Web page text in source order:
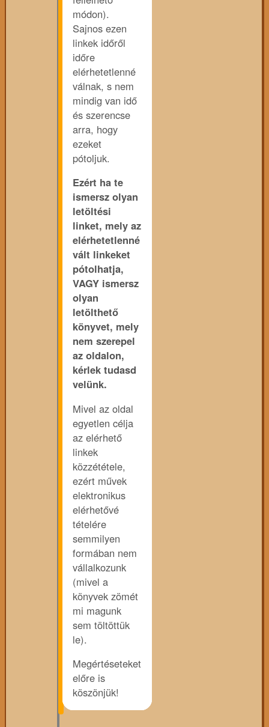
módon).
Sajnos ezen
linkek időről
időre
elérhetetlenné
válnak, s nem
mindig van idő
és szerencse
arra, hogy
ezeket
pótoljuk.
Ezért ha te
ismersz olyan
letöltési
linket, mely az
elérhetetlenné
vált linkeket
pótolhatja,
VAGY ismersz
olyan
letölthető
könyvet, mely
nem szerepel
az oldalon,
kérlek tudasd
velünk.
Mivel az oldal
egyetlen célja
az elérhető
linkek
közzététele,
ezért művek
elektronikus
elérhetővé
tételére
semmilyen
formában nem
vállalkozunk
(mivel a
könyvek zömét
mi magunk
sem töltöttük
le).
Megértéseteket
előre is
köszönjük!